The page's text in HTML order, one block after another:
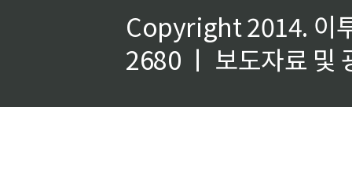
Copyright 2014. 이
2680 ㅣ 보도자료